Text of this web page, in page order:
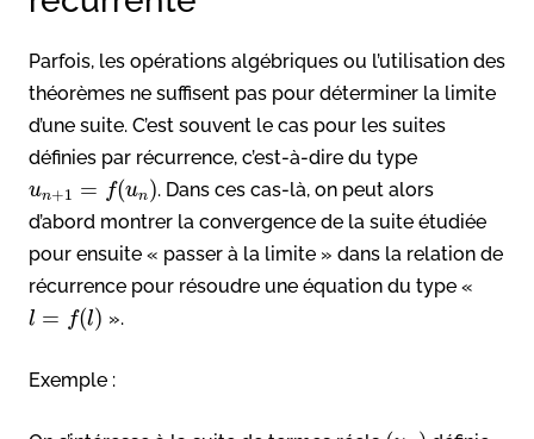
Parfois, les opérations algébriques ou l’utilisation des
théorèmes ne suffisent pas pour déterminer la limite
d’une suite. C’est souvent le cas pour les suites
définies par récurrence, c’est-à-dire du type
un+1 = f(un). Dans ces cas-là, on peut alors
d’abord montrer la convergence de la suite étudiée
pour ensuite « passer à la limite » dans la relation de
récurrence pour résoudre une équation du type «
l = f(l) ».
Exemple :